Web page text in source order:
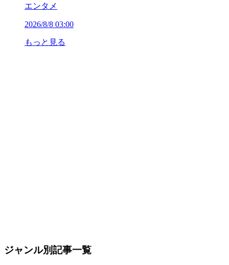
エンタメ
2026/8/8 03:00
もっと見る
ジャンル別記事一覧